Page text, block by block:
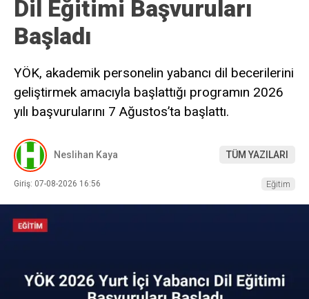
Dil Eğitimi Başvuruları
Başladı
YÖK, akademik personelin yabancı dil becerilerini
geliştirmek amacıyla başlattığı programın 2026
yılı başvurularını 7 Ağustos’ta başlattı.
Neslihan Kaya TÜM YAZILARI
Giriş: 07-08-2026 16:56 Eğitim